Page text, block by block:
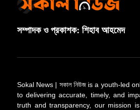
সম্পাদক ও প্রকাশক: শিহাব আহমেদ
Sokal News | সকাল নিউজ is a youth-led
to delivering accurate, timely, and
truth and transparency, our mission is